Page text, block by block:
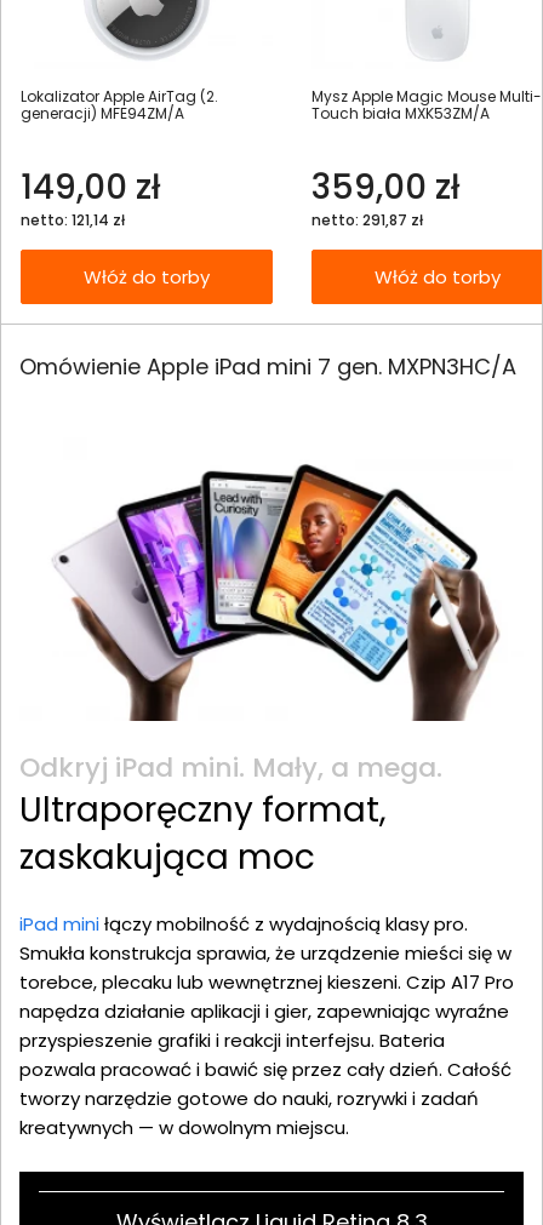
Lokalizator Apple AirTag (2.
generacji) MFE94ZM/A
149,00 zł
netto: 121,14 zł
Włóż do torby
Mysz Apple Magic Mouse Multi-
Touch biała MXK53ZM/A
359,00 zł
netto: 291,87 zł
Włóż do torby
Omówienie Apple iPad mini 7 gen. MXPN3HC/A
Odkryj iPad mini. Mały, a mega.
Ultraporęczny format,
zaskakująca moc
iPad miniłączy mobilność z wydajnością klasy pro.
Smukła konstrukcja sprawia, że urządzenie mieści się w
torebce, plecaku lub wewnętrznej kieszeni. Czip A17 Pro
napędza działanie aplikacji i gier, zapewniając wyraźne
przyspieszenie grafiki i reakcji interfejsu. Bateria
pozwala pracować i bawić się przez cały dzień. Całość
tworzy narzędzie gotowe do nauki, rozrywki i zadań
kreatywnych — w dowolnym miejscu.